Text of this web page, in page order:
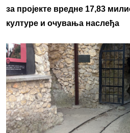
за пројекте вредне 17,83
културе и очувања наслеђа